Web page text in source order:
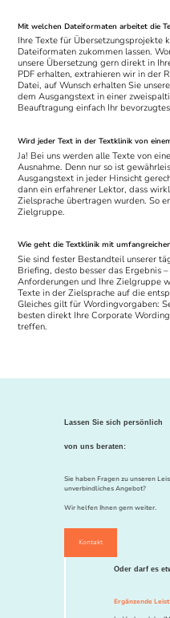
Mit welchen Dateiformaten arbeitet die
Ihre Texte für Übersetzungsprojekte
Dateiformaten zukommen lassen.
unsere Übersetzung gern direkt in
PDF erhalten, extrahieren wir in der
Datei, auf Wunsch erhalten Sie
dem Ausgangstext in einer
Beauftragung einfach Ihr
Wird jeder Text in der Textklinik von
Ja! Bei uns werden alle Texte von
Ausnahme. Denn nur so ist
Ausgangstext in jeder Hinsicht
dann ein erfahrener Lektor, dass
Zielsprache übertragen wurden. So
Zielgruppe.
Wie geht die Textklinik mit
Sie sind fester Bestandteil unserer
Briefing, desto besser das Ergebnis
Anforderungen und Ihre Zielgruppe
Texte in der Zielsprache auf die
Gleiches gilt für Wordingvorgaben:
besten direkt Ihre Corporate
treffen.
Lassen Sie sich persönlich
von uns beraten:
Sie haben Fragen zu unseren
unverbindliches Angebot?
Wir helfen Ihnen gern weiter.
Kontakt
Oder darf es
Ergänzende